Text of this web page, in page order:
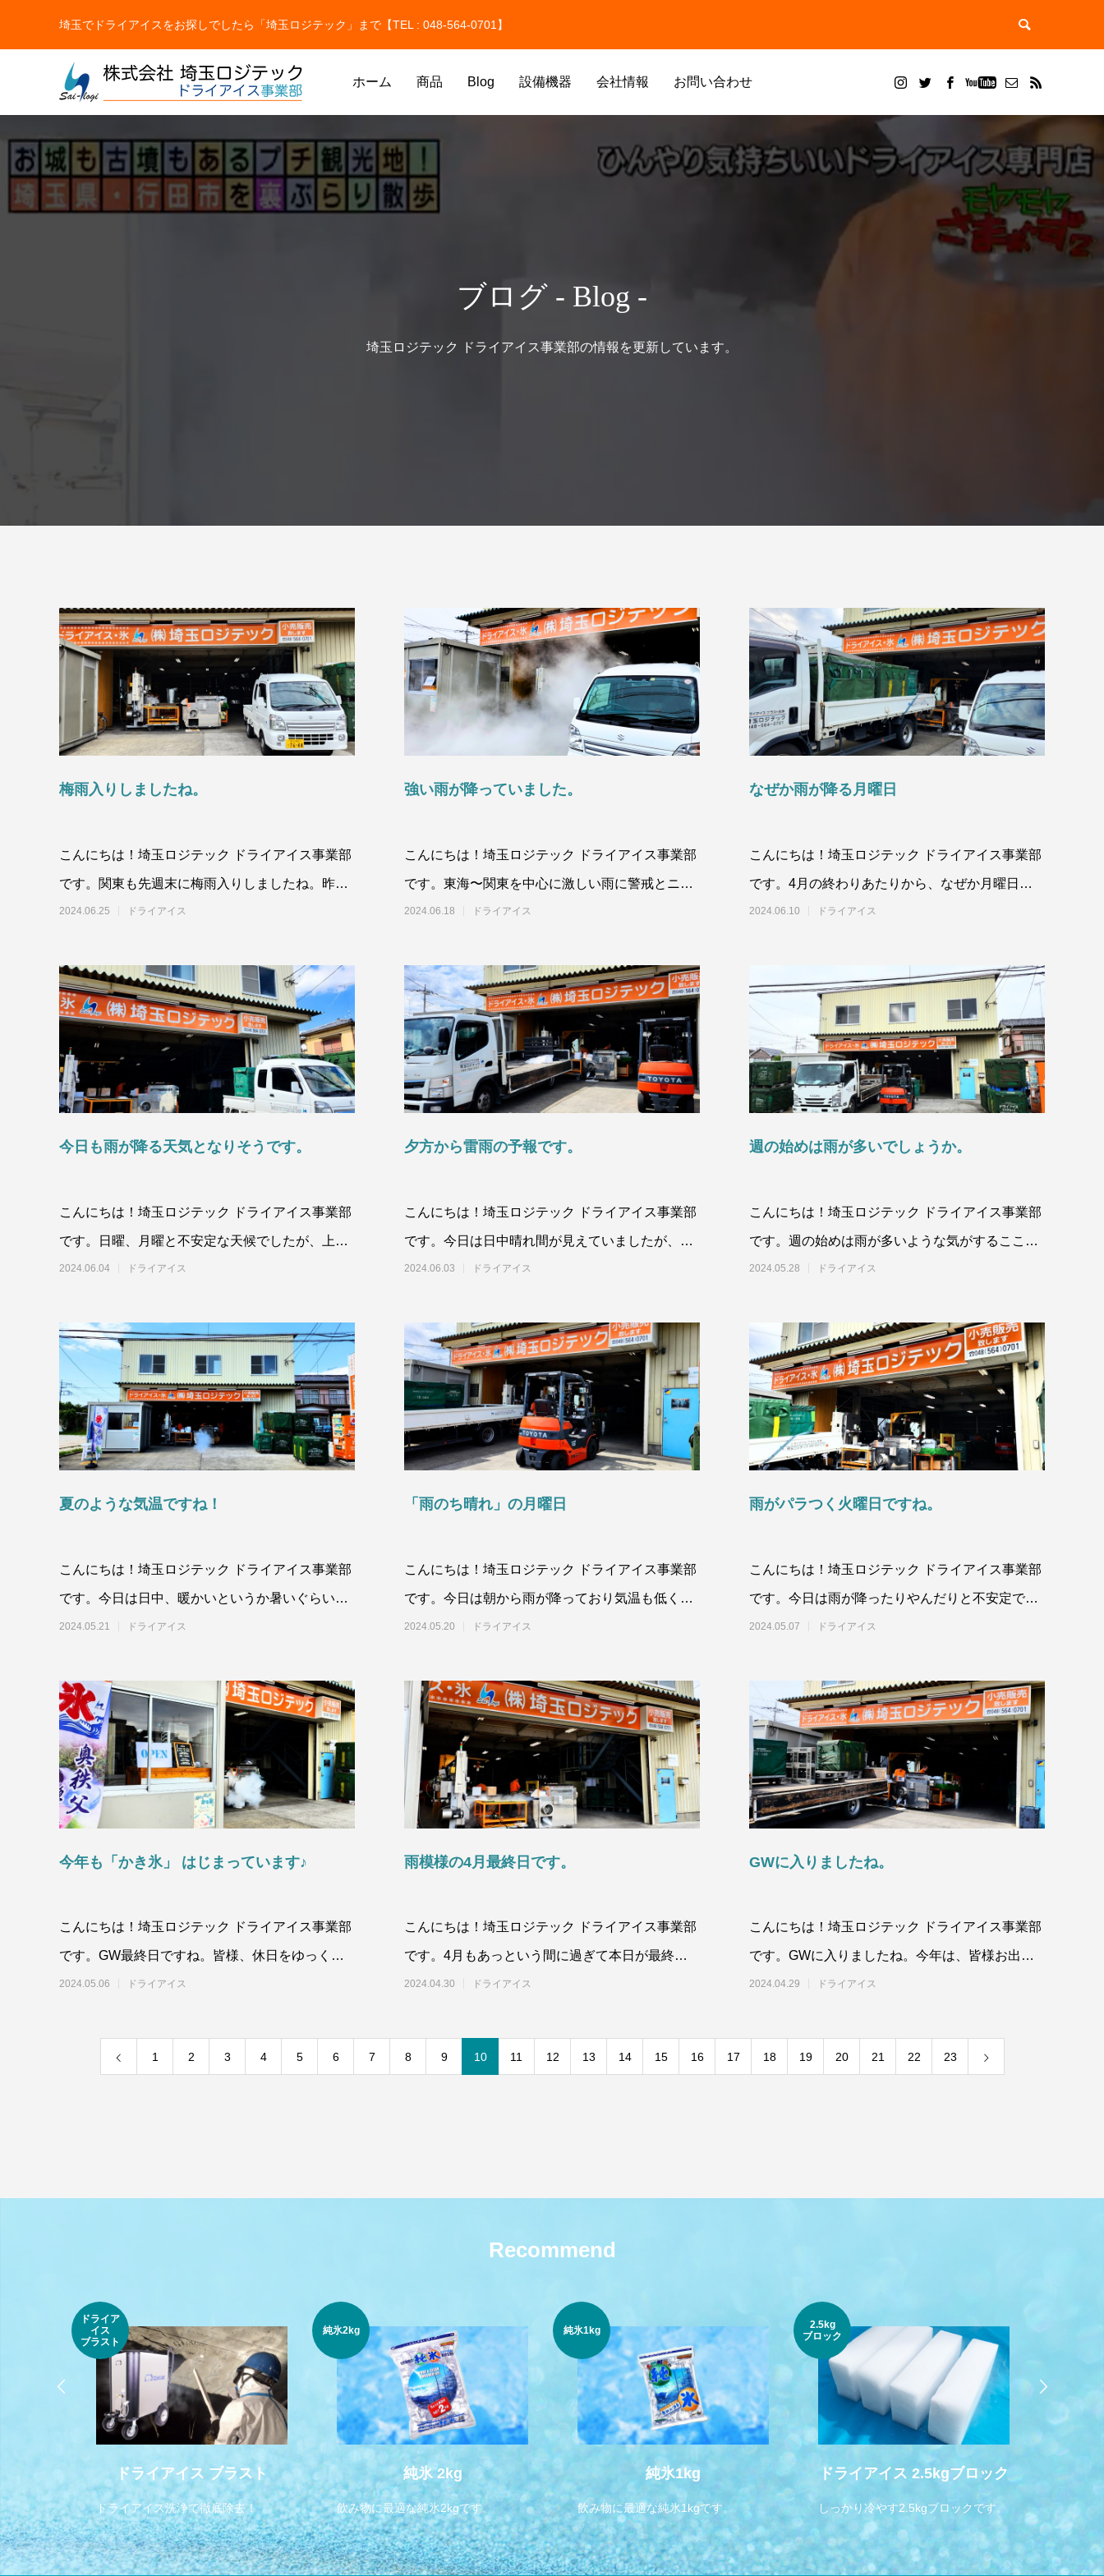
埼玉でドライアイスをお探しでしたら「埼玉ロジテック」まで【TEL : 048-564-0701】
ホーム 商品 Blog 設備機器 会社情報 お問い合わせ
氷
ドライアイス ドライアイス洗浄 ブログ
氷関連 価格改定のお知らせ
ドライアイスのサイズはどう選ぶ？用途別
2026.06.29 2025.05.19 2025.04.01 2024.09.30
ドライアイスブラストのメリット・活用事
例を徹底比較
2026.06.17
ドライアイス洗浄も対応しています。 10月に入りました。
ドライアイス洗浄（ドライアイス ブラス
ト）も対応しています
2024.02.10
ドライアイスで荷物を冷やすには？適切な
氷関連 価格改定のお知らせ
ドライアイスのサイズはどう選ぶ？用途別
ドライアイスブラストのメリット・活用事
ブログ - Blog -
埼玉ロジテック ドライアイス事業部の情報を更新しています。
梅雨入りしましたね。
こんにちは！埼玉ロジテック ドライアイス事業部
です。関東も先週末に梅雨入りしましたね。昨
日、今日と雨は落ち着いていましたが気温は夏の
2024.06.25 ドライアイス
強い雨が降っていました。
こんにちは！埼玉ロジテック ドライアイス事業部
です。東海〜関東を中心に激しい雨に警戒とニュ
ースが流れています。行田市も強い雨が降ってい
2024.06.18 ドライアイス
なぜか雨が降る月曜日
こんにちは！埼玉ロジテック ドライアイス事業部
です。4月の終わりあたりから、なぜか月曜日に
雨が降ることが多いようです。今日も午前中はし
2024.06.10 ドライアイス
今日も雨が降る天気となりそうです。
こんにちは！埼玉ロジテック ドライアイス事業部
です。日曜、月曜と不安定な天候でしたが、上空
に強い寒気が流れ込んだことが原因だそうです。
2024.06.04 ドライアイス
夕方から雷雨の予報です。
こんにちは！埼玉ロジテック ドライアイス事業部
です。今日は日中晴れ間が見えていましたが、夕
方から雷雨の予報です。少し強めの雨も降りそう
2024.06.03 ドライアイス
週の始めは雨が多いでしょうか。
こんにちは！埼玉ロジテック ドライアイス事業部
です。週の始めは雨が多いような気がするここ最
近です。関東の梅雨入りは例年どおりですと、6
2024.05.28 ドライアイス
夏のような気温ですね！
こんにちは！埼玉ロジテック ドライアイス事業部
です。今日は日中、暖かいというか暑いぐらいの
気温でしたね。沖縄は梅雨に入ったようですが、
2024.05.21 ドライアイス
「雨のち晴れ」の月曜日
こんにちは！埼玉ロジテック ドライアイス事業部
です。今日は朝から雨が降っており気温も低く肌
寒い朝でした。お昼前あたりから雨もあがり、一
2024.05.20 ドライアイス
雨がパラつく火曜日ですね。
こんにちは！埼玉ロジテック ドライアイス事業部
です。今日は雨が降ったりやんだりと不安定です
ね。本日も埼玉ロジテックではお客
2024.05.07 ドライアイス
今年も「かき氷」 はじまっています♪
こんにちは！埼玉ロジテック ドライアイス事業部
です。GW最終日ですね。皆様、休日をゆっくり
と過ごされましたでしょうか。さて、今年も「か
2024.05.06 ドライアイス
雨模様の4月最終日です。
こんにちは！埼玉ロジテック ドライアイス事業部
です。4月もあっという間に過ぎて本日が最終日
となりました。午前中は雨模様でしたね。月末、
2024.04.30 ドライアイス
GWに入りましたね。
こんにちは！埼玉ロジテック ドライアイス事業部
です。GWに入りましたね。今年は、皆様お出か
け等で過ごされる方も多いのではないでしょう
2024.04.29 ドライアイス
1 2 3 4 5 6 7 8 9 10 11 12 13 14 15 16 17 18 19 20 21 22 23
Recommend
イス
ます。
ドライア
イス
ブラスト
ドライアイス ブラスト
ドライアイス洗浄で徹底除去！
純氷2kg
純氷 2kg
飲み物に最適な純氷2kgです。
純氷1kg
純氷1kg
飲み物に最適な純氷1kgです。
2.5kg
ブロック
ドライアイス 2.5kgブロック
しっかり冷やす2.5kgブロックです。 かき氷